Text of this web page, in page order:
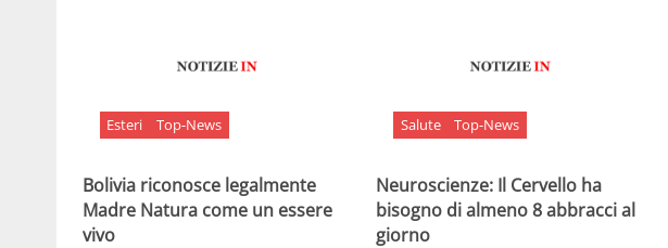
Esteri Top-News
Bolivia riconosce legalmente
Madre Natura come un essere
vivo
Salute Top-News
Neuroscienze: Il Cervello ha
bisogno di almeno 8 abbracci al
giorno